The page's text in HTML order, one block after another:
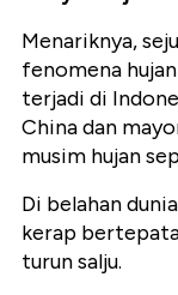
Menariknya,
fenomena
terjadi di
China dan
musim hujan
Di belahan
kerap
turun salju.